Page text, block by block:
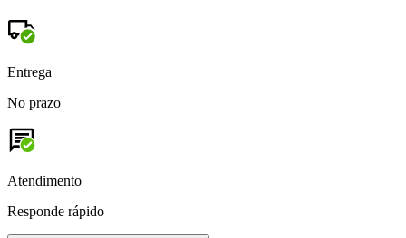
Entrega
No prazo
Atendimento
Responde rápido